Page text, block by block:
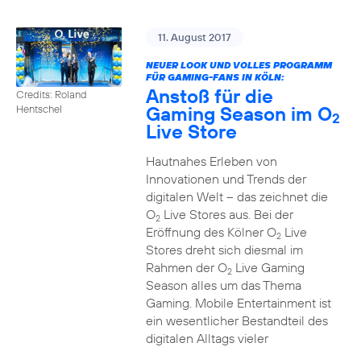
Credits: Roland
Hentschel
11. August 2017
NEUER LOOK UND VOLLES PROGRAMM
FÜR GAMING-FANS IN KÖLN:
Anstoß für die
Gaming Season im O2
Live Store
Hautnahes Erleben von
Innovationen und Trends der
digitalen Welt – das zeichnet die
O2Live Stores aus. Bei der
Eröffnung des Kölner O2Live
Stores dreht sich diesmal im
Rahmen der O2Live Gaming
Season alles um das Thema
Gaming. Mobile Entertainment ist
ein wesentlicher Bestandteil des
digitalen Alltags vieler